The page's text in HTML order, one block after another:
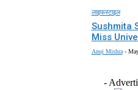
लाइफस्टाइल
Sushmita
Miss
Anuj Mishra -
-